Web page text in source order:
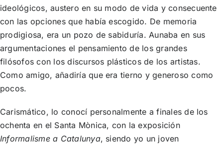
ideológicos, austero en su modo de vida y consecuente
con las opciones que había escogido. De memoria
prodigiosa, era un pozo de sabiduría. Aunaba en sus
argumentaciones el pensamiento de los grandes
filósofos con los discursos plásticos de los artistas.
Como amigo, añadiría que era tierno y generoso como
pocos.
Carismático, lo conocí personalmente a finales de los
ochenta en el Santa Mònica, con la exposición
Informalisme a Catalunya, siendo yo un joven